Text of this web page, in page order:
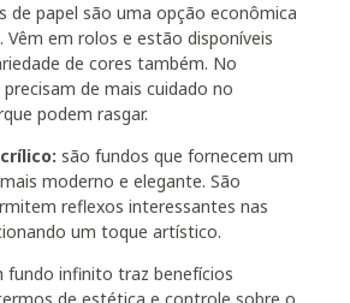
de papel são uma opção econômica
Vêm em rolos e estão disponíveis
de cores também. No
de mais cuidado no
podem rasgar.
são fundos que fornecem um
moderno e elegante. São
reflexos interessantes nas
um toque artístico.
fundo infinito traz benefícios